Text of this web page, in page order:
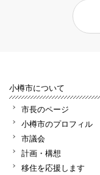
小樽市について
市長のページ
小樽市のプロフィル
市議会
計画・構想
移住を応援します